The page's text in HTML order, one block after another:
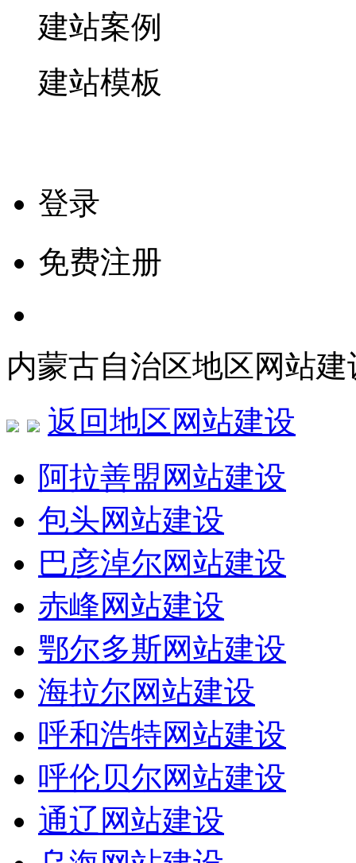
建站案例
建站模板
登录
免费注册
内蒙古自治区地区网站建
返回地区网站建设
阿拉善盟网站建设
包头网站建设
巴彦淖尔网站建设
赤峰网站建设
鄂尔多斯网站建设
海拉尔网站建设
呼和浩特网站建设
呼伦贝尔网站建设
通辽网站建设